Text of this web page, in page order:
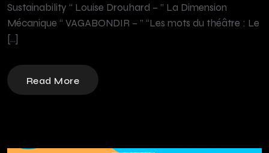
Sustainability “ Louise Drouhard – ” La Dimension
Mécanique “ VAGABONDIR – ” “Les mots du théâtre : Le
[…]
Read More